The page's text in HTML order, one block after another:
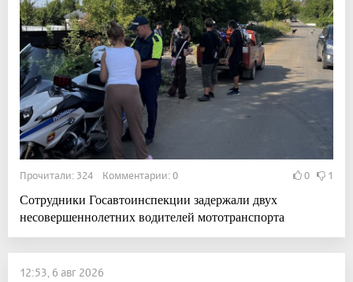
Прочитали: 324 Комментарии: 0 0 1
Сотрудники Госавтоинспекции задержали двух
несовершеннолетних водителей мототранспорта
12:53, 6 авг 2026